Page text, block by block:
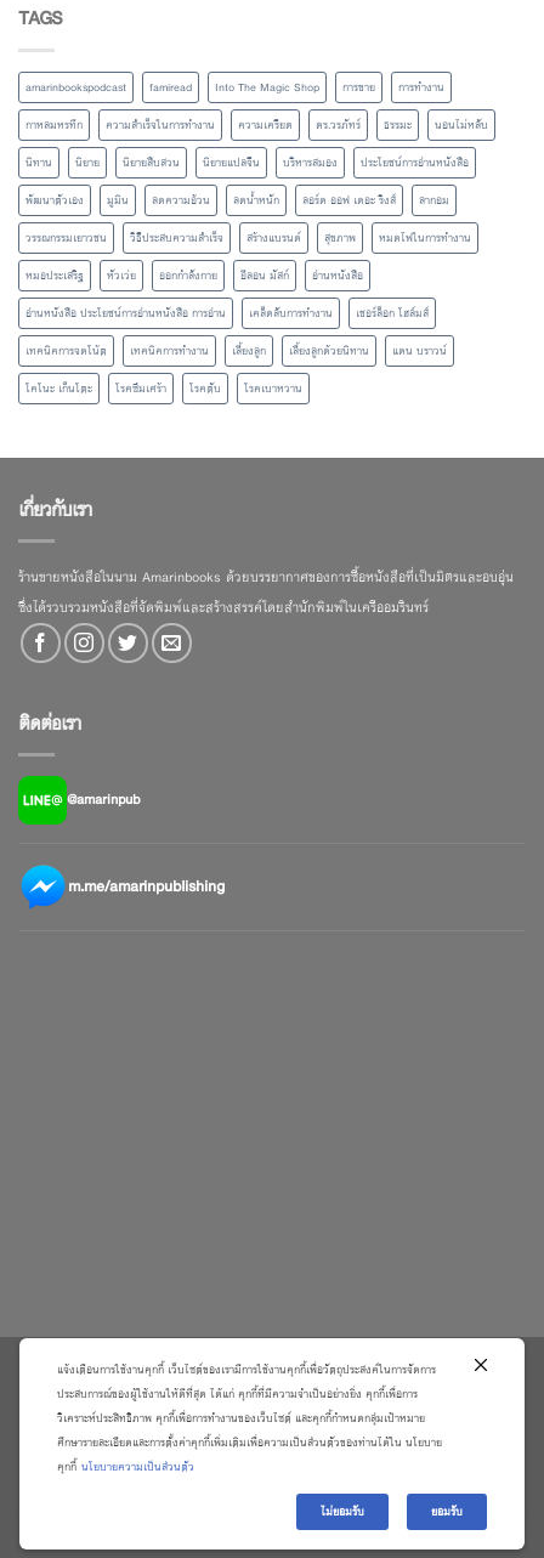
TAGS
amarinbookspodcast famiread Into The Magic Shop การขาย
การทำงาน
กาหลมหรทึก
ความสำเร็จในการทำงาน ความเครียด ดร.วรภัทร์ ธรรมะ
นอนไม่หลับ
นิทาน
นิยาย นิยายสืบสวน นิยายแปลจีน บริหารสมอง
ประโยชน์การอ่านหนังสือ
พัฒนาตัวเอง
มูมิน ลดความอ้วน ลดน้ำหนัก ลอร์ด ออฟ เดอะ ริงส์
ลากอม
วรรณกรรมเยาวชน
วิธีประสบความสำเร็จ สร้างแบรนด์ สุขภาพ
หมดไฟในการทำงาน
หมอประเสริฐ
หัวเว่ย ออกกำลังกาย อีลอน มัสก์
อ่านหนังสือ
อ่านหนังสือ ประโยชน์การอ่านหนังสือ การอ่าน
เคล็ดลับการทำงาน
เชอร์ล็อก โฮล์มส์
เทคนิคการจดโน้ต
เทคนิคการทำงาน เลี้ยงลูก เลี้ยงลูกด้วยนิทาน
แดน บราวน์
โคโนะ เก็นโตะ
โรคซึมเศร้า โรคตับ โรคเบาหวาน
เกี่ยวกับเรา
ร้านขายหนังสือในนาม Amarinbooks ด้วยบรรยากาศของการซื้อหนังสือที่เป็นมิตรและอบอุ่น
ซึ่งได้รวบรวมหนังสือที่จัดพิมพ์และสร้างสรรค์โดยสำนักพิมพ์ในเครืออมรินทร์
ติดต่อเรา
@amarinpub
m.me/amarinpublishing
\
เกี่ยวกับเรา
วิธีการสั่งซื้อสินค้าและการรับประกันสินค้า
แจ้งชำระเงิน
ติดต่อเราและร้องเรียน
แจ้งเตือนการใช้งานคุกกี้ เว็บไซต์ของเรามีการใช้งานคุกกี้เพื่อวัตถุประสงค์ในการจัดการ
ประสบการณ์ของผู้ใช้งานให้ดีที่สุด ได้แก่ คุกกี้ที่มีความจำเป็นอย่างยิ่ง คุกกี้เพื่อการ
วิเคราะห์ประสิทธิภาพ คุกกี้เพื่อการทำงานของเว็บไซต์ และคุกกี้กำหนดกลุ่มเป้าหมาย
ศึกษารายละเอียดและการตั้งค่าคุกกี้เพิ่มเติมเพื่อความเป็นส่วนตัวของท่านได้ใน นโยบาย
คุกกี้ นโยบายความเป็นส่วนตัว
ไม่ยอมรับ ยอมรับ